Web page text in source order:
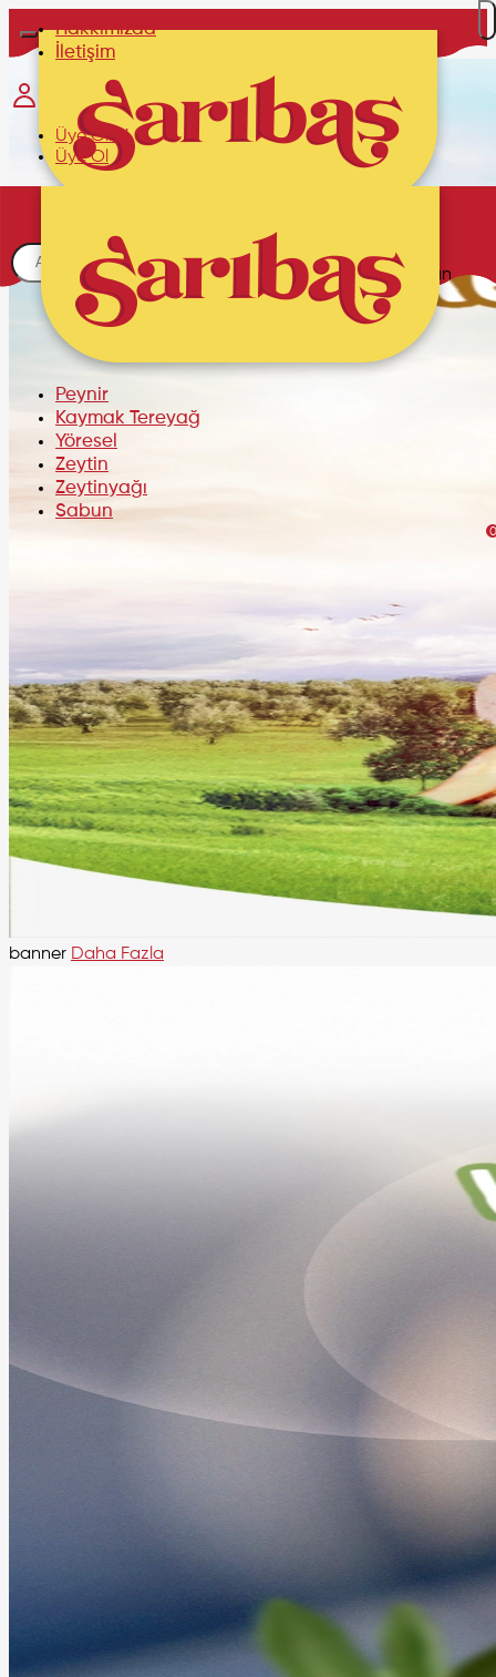
Hakkımızda
İletişim
Üye Girişi
Üye Ol
Sepetim
0
Alışveriş sepetinizde ürün
bulunmamaktadır.
Peynir
Kaymak Tereyağ
Yöresel
Zeytin
Zeytinyağı
Sabun
banner Daha Fazla